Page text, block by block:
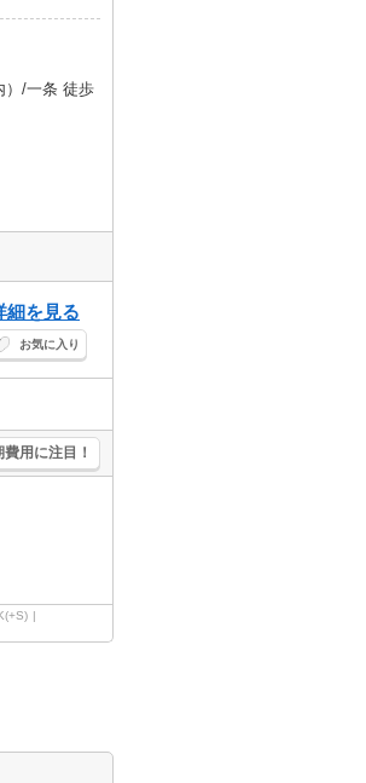
）/一条 徒歩
細を見る
お気に入り
費用に注目！